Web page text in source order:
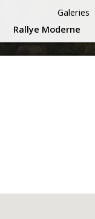
Rallye Moderne
Galeries